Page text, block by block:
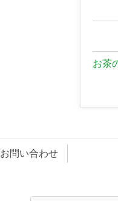
お茶
お問い合わせ